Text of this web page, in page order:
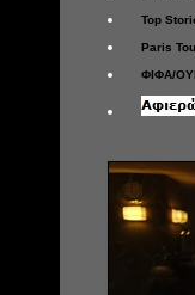
Top
Paris
ΦΙΦΑ/